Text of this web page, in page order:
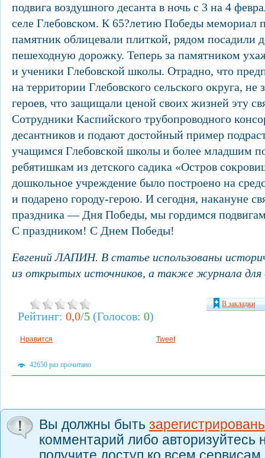
подвига воздушного десанта в ночь с 3 на 4
селе Глебовском. К 65?летию Победы мемориал
памятник облицевали плиткой, рядом посадили
пешеходную дорожку. Теперь за памятником
и ученики Глебовской школы. Отрадно, что
на территории Глебовского сельского округа, не
героев, что защищали ценой своих жизней эту
Сотрудники Каспийского трубопроводного
десантников и подают достойный пример
учащимся Глебовской школы и более младшим
ребятишкам из детского садика «Остров
дошкольное учреждение было построено на
и подарено городу-герою. И сегодня, накануне
праздника — Дня Победы, мы гордимся
С праздником! С Днем Победы!
Евгений ЛАПИН. В статье использованы
из открытых источников, а также журнала для
Рейтинг: 0,0/5 (Голосов: 0)
В закладки
Нравится Tweet
42650 раз прочитано
Вы должны быть
комментарий либо авторизуйтесь